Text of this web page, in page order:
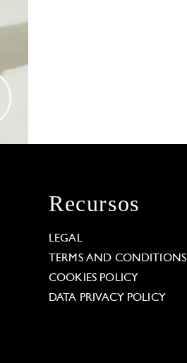
Recursos
LEGAL
TERMS AND CONDITIONS
COOKIES POLICY
DATA PRIVACY POLICY